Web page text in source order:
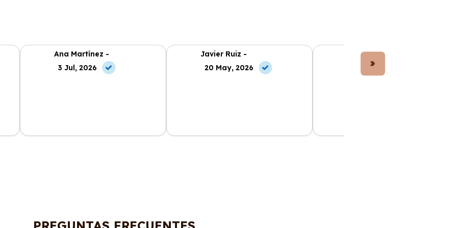
Ana Martínez -
3 Jul, 2026
Javier Ruiz -
20 May, 2026
Lucía Fernández -
10 Jul, 2026